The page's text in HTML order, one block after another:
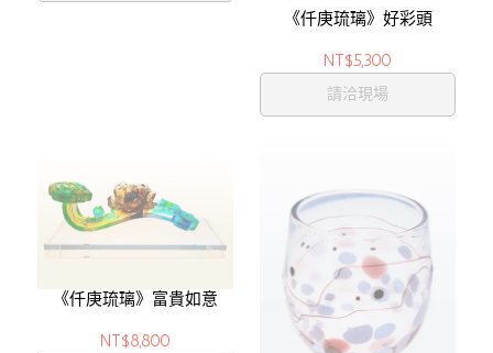
《仟庚琉璃》好彩頭
NT$5,300
請洽現場
《仟庚琉璃》富貴如意
NT$8,800